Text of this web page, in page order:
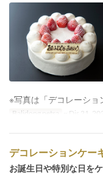
※写真は「デコレーショ
Balidong petsa ~ Dis 21,
デコレーションケー
お誕生日や特別な日を